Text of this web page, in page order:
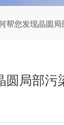
帮您发现晶圆局
圆局部污